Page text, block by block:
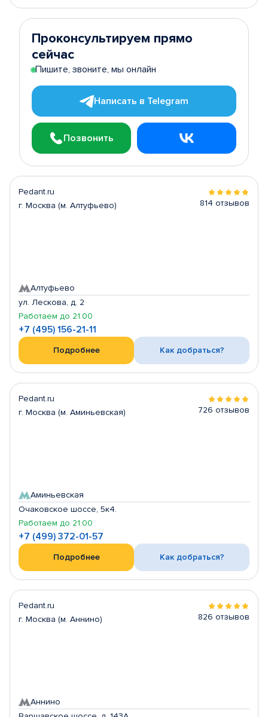
Проконсультируем прямо
сейчас
Пишите, звоните, мы онлайн
Написать в Telegram
Позвонить
Pedant.ru
г. Москва (м. Алтуфьево)
814 отзывов
Алтуфьево
ул. Лескова, д. 2
Работаем до 21:00
+7 (495) 156-21-11
Подробнее Как добраться?
Pedant.ru
г. Москва (м. Аминьевская)
726 отзывов
Аминьевская
Очаковское шоссе, 5к4.
Работаем до 21:00
+7 (499) 372-01-57
Подробнее Как добраться?
Pedant.ru
г. Москва (м. Аннино)
826 отзывов
Аннино